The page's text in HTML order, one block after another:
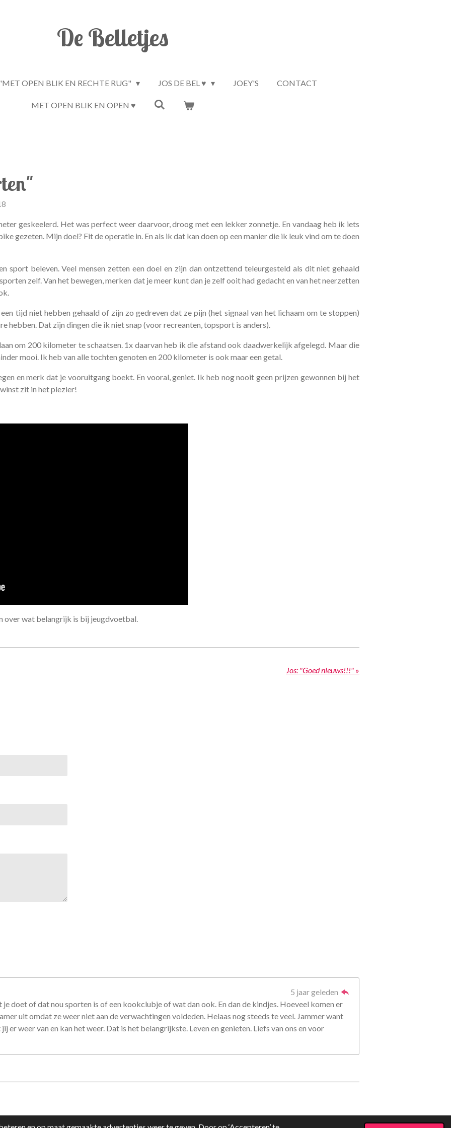
De Belletjes
OPEN BLIK EN RECHTE RUG" JOS DE BEL ♥ JOEY'S CONTACT
MET OPEN BLIK EN OPEN ♥
geskeelerd. Het was perfect weer daarvoor, droog met een lekker zonnetje. En vandaag heb ik iets
gezeten. Mijn doel? Fit de operatie in. En als ik dat kan doen op een manier die ik leuk vind om te doen
sport beleven. Veel mensen zetten een doel en zijn dan ontzettend teleurgesteld als dit niet gehaald
zelf. Van het bewegen, merken dat je meer kunt dan je zelf ooit had gedacht en van het neerzetten
tijd niet hebben gehaald of zijn zo gedreven dat ze pijn (het signaal van het lichaam om te stoppen)
hebben. Dat zijn dingen die ik niet snap (voor recreanten, topsport is anders).
om 200 kilometer te schaatsen. 1x daarvan heb ik die afstand ook daadwerkelijk afgelegd. Maar die
mooi. Ik heb van alle tochten genoten en 200 kilometer is ook maar een getal.
en merk dat je vooruitgang boekt. En vooral, geniet. Ik heb nog nooit geen prijzen gewonnen bij het
zit in het plezier!
over wat belangrijk is bij jeugdvoetbal.
Jos: "Goed nieuws!!!" »
5 jaar geleden
je doet of dat nou sporten is of een kookclubje of wat dan ook. En dan de kindjes. Hoeveel komen er
uit omdat ze weer niet aan de verwachtingen voldeden. Helaas nog steeds te veel. Jammer want
er weer van en kan het weer. Dat is het belangrijkste. Leven en genieten. Liefs van ons en voor